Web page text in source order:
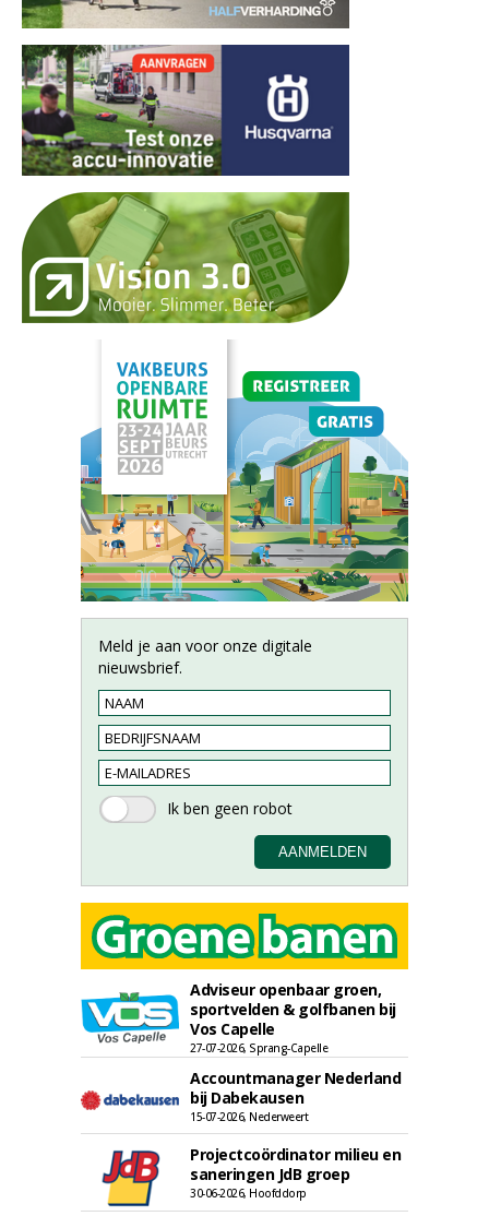
Meld je aan voor onze digitale
nieuwsbrief.
Adviseur openbaar groen,
sportvelden & golfbanen bij
Vos Capelle
27-07-2026, Sprang-Capelle
Accountmanager Nederland
bij Dabekausen
15-07-2026, Nederweert
Projectcoördinator milieu en
saneringen JdB groep
30-06-2026, Hoofddorp